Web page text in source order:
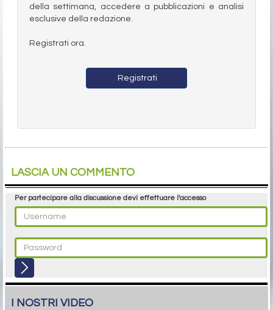
della settimana, accedere a pubblicazioni e analisi
esclusive della redazione.
Registrati ora.
Registrati
LASCIA UN COMMENTO
Per partecipare alla discussione devi effettuare l'accesso
I NOSTRI VIDEO